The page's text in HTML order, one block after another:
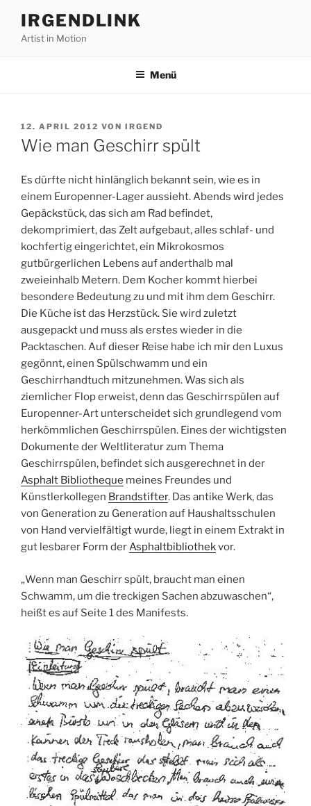
Inhalt
springen
IRGENDLINK
Artist in Motion
Menü
VERÖFFENTLICHT
AM
12. APRIL 2012 VON IRGEND
Wie man Geschirr spült
Es dürfte nicht hinlänglich bekannt sein, wie es in
einem Europenner-Lager aussieht. Abends wird jedes
Gepäckstück, das sich am Rad befindet,
dekomprimiert, das Zelt aufgebaut, alles schlaf- und
kochfertig eingerichtet, ein Mikrokosmos
gutbürgerlichen Lebens auf anderthalb mal
zweieinhalb Metern. Dem Kocher kommt hierbei
besondere Bedeutung zu und mit ihm dem Geschirr.
Die Küche ist das Herzstück. Sie wird zuletzt
ausgepackt und muss als erstes wieder in die
Packtaschen. Auf dieser Reise habe ich mir den Luxus
gegönnt, einen Spülschwamm und ein
Geschirrhandtuch mitzunehmen. Was sich als
ziemlicher Flop erweist, denn das Geschirrspülen auf
Europenner-Art unterscheidet sich grundlegend vom
herkömmlichen Geschirrspülen. Eines der wichtigsten
Dokumente der Weltliteratur zum Thema
Geschirrspülen, befindet sich ausgerechnet in der
Asphalt Bibliotheque meines Freundes und
Künstlerkollegen Brandstifter. Das antike Werk, das
von Generation zu Generation auf Haushaltsschulen
von Hand vervielfältigt wurde, liegt in einem Extrakt in
gut lesbarer Form derAsphaltbibliothekvor.
„Wenn man Geschirr spült, braucht man einen
Schwamm, um die treckigen Sachen abzuwaschen“,
heißt es auf Seite 1 des Manifests.